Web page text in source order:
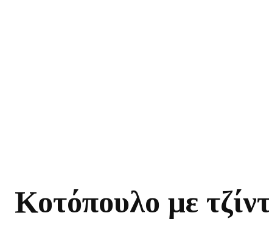
Κοτόπουλο με